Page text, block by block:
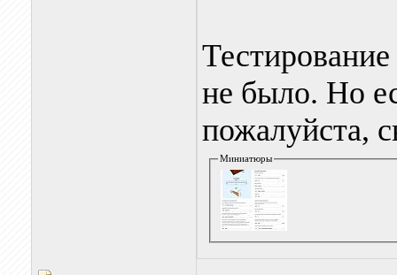
не было. Но
пожалуйста,
Миниатюры